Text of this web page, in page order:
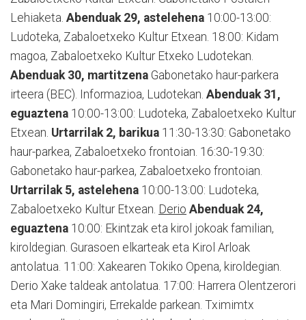
Lehiaketa. Abenduak 29, astelehena 10:00-13:00:
Ludoteka, Zabaloetxeko Kultur Etxean. 18:00: Kidam
magoa, Zabaloetxeko Kultur Etxeko Ludotekan.
Abenduak 30, martitzena Gabonetako haur-parkera
irteera (BEC). Informazioa, Ludotekan. Abenduak 31,
eguaztena 10:00-13:00: Ludoteka, Zabaloetxeko Kultur
Etxean. Urtarrilak 2, barikua 11:30-13:30: Gabonetako
haur-parkea, Zabaloetxeko frontoian. 16:30-19:30:
Gabonetako haur-parkea, Zabaloetxeko frontoian.
Urtarrilak 5, astelehena 10:00-13:00: Ludoteka,
Zabaloetxeko Kultur Etxean. Derio Abenduak 24,
eguaztena 10:00: Ekintzak eta kirol jokoak familian,
kiroldegian. Gurasoen elkarteak eta Kirol Arloak
antolatua. 11:00: Xakearen Tokiko Opena, kiroldegian.
Derio Xake taldeak antolatua. 17:00: Harrera Olentzerori
eta Mari Domingiri, Errekalde parkean. Tximimtx